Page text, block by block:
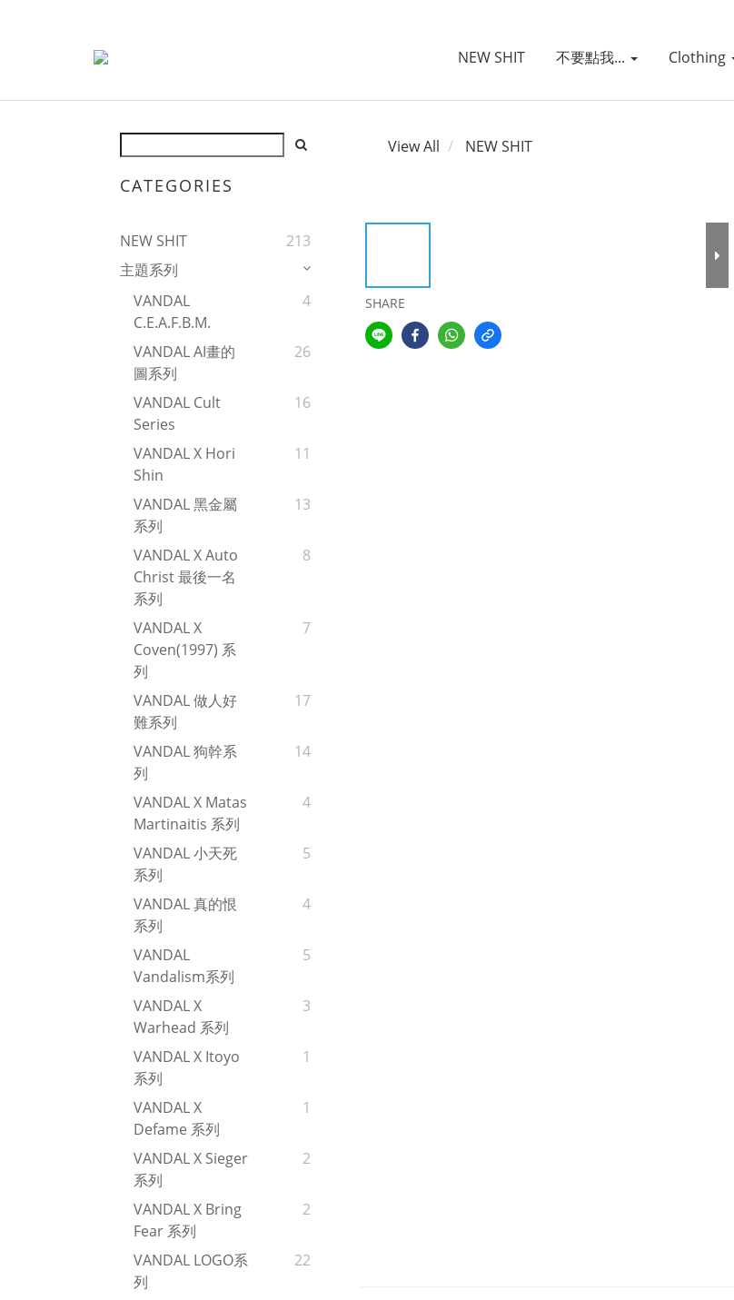
NEW SHIT 不要點我... Clothing
CATEGORIES
NEW SHIT
213
主題系列
VANDAL
C.E.A.F.B.M.
4
VANDAL AI畫的
圖系列
26
VANDAL Cult
Series
16
VANDAL X Hori
Shin
11
VANDAL 黑金屬
系列
13
VANDAL X Auto
Christ 最後一名
系列
8
VANDAL X
Coven(1997) 系
列
7
VANDAL 做人好
難系列
17
VANDAL 狗幹系
列
14
VANDAL X Matas
Martinaitis 系列
4
VANDAL 小天死
系列
5
VANDAL 真的恨
系列
4
VANDAL
Vandalism系列
5
VANDAL X
Warhead 系列
3
VANDAL X Itoyo
系列
1
VANDAL X
Defame 系列
1
VANDAL X Sieger
系列
2
VANDAL X Bring
Fear 系列
2
VANDAL LOGO系
列
22
View All NEW SHIT
SHARE